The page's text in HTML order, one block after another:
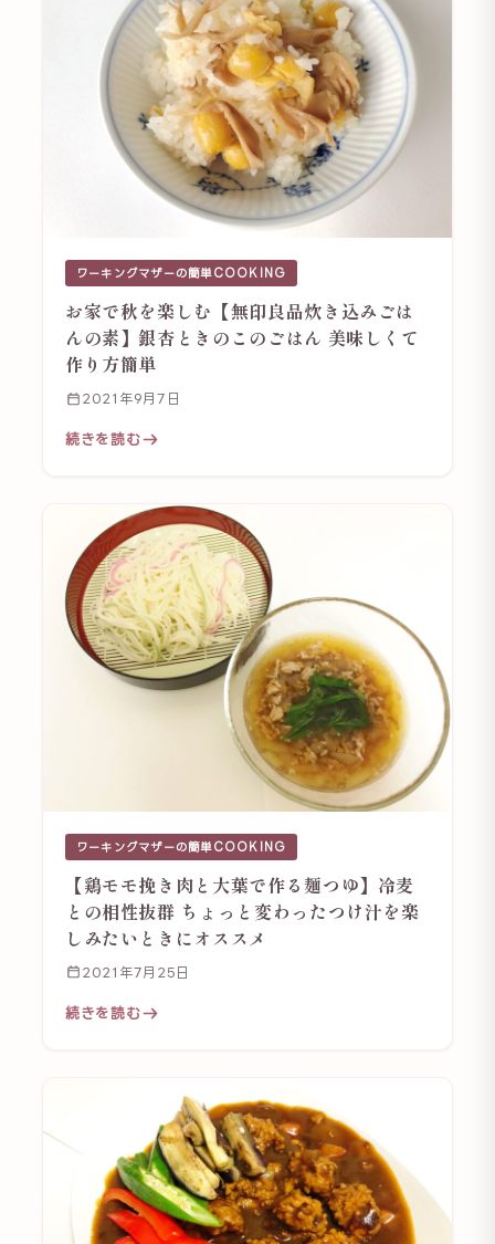
ワーキングマザーの簡単COOKING
お家で秋を楽しむ【無印良品炊き込みごは
んの素】銀杏ときのこのごはん 美味しくて
作り方簡単
2021年9月7日
続きを読む
ワーキングマザーの簡単COOKING
【鶏モモ挽き肉と大葉で作る麺つゆ】冷麦
との相性抜群 ちょっと変わったつけ汁を楽
しみたいときにオススメ
2021年7月25日
続きを読む